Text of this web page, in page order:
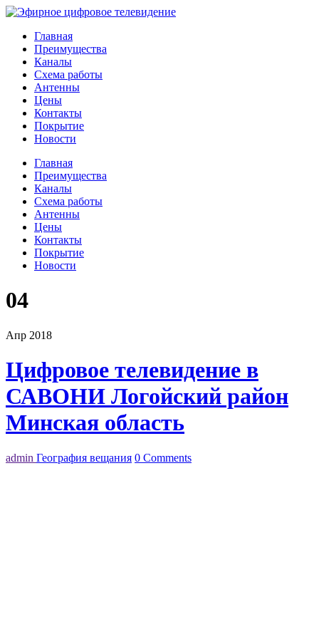
Главная
Преимущества
Каналы
Схема работы
Антенны
Цены
Контакты
Покрытие
Новости
Главная
Преимущества
Каналы
Схема работы
Антенны
Цены
Контакты
Покрытие
Новости
04
Апр 2018
Цифровое телевидение в
САВОНИ Логойский район
Минская область
admin География вещания 0 Comments